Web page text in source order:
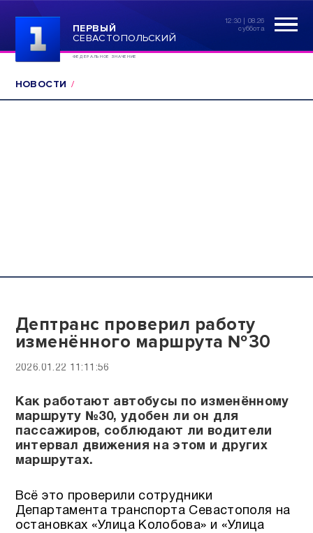
ПЕРВЫЙ
СЕВАСТОПОЛЬСКИЙ
ФЕДЕРАЛЬНОЕ ЗНАЧЕНИЕ
12:30 | 08.26
суббота
НОВОСТИ
Дептранс проверил работу
изменённого маршрута №30
2026.01.22 11:11:56
Как работают автобусы по изменённому
маршруту №30, удобен ли он для
пассажиров, соблюдают ли водители
интервал движения на этом и других
маршрутах.
Всё это проверили сотрудники
Департамента транспорта Севастополя на
остановках «Улица Колобова» и «Улица